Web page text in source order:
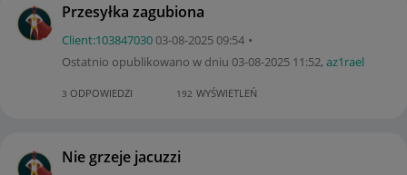
Przesyłka zagubiona
Client:103847030‎03-08-202509:54
Ostatnio opublikowano w dniu ‎03-08-2025 11:52, az1rael
3 ODPOWIEDZI 192 WYŚWIETLEŃ
Nie grzeje jacuzzi